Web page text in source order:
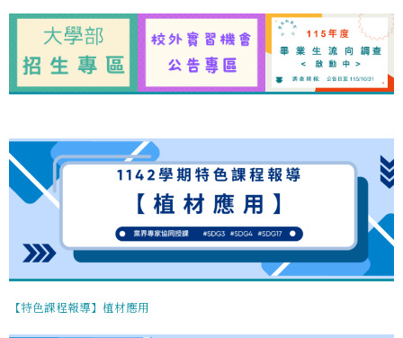
【特色課程報導】植材應用